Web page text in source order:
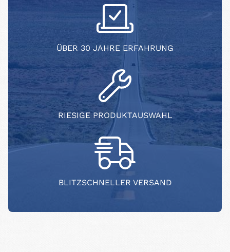
ÜBER 30 JAHRE ERFAHRUNG
RIESIGE PRODUKTAUSWAHL
BLITZSCHNELLER VERSAND